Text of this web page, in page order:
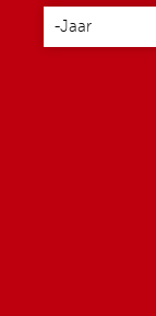
Jaar
-Jaar